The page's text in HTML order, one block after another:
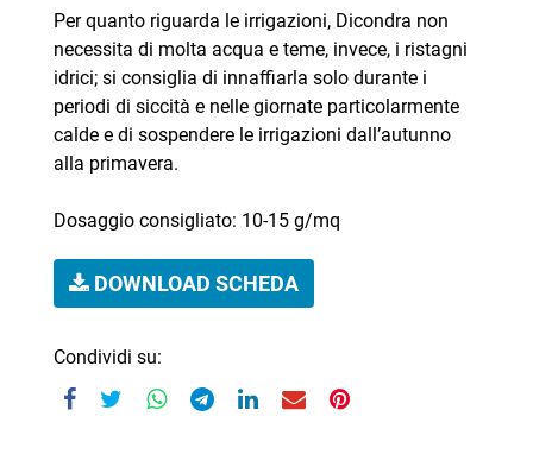
Per quanto riguarda le irrigazioni, Dicondra non
necessita di molta acqua e teme, invece, i ristagni
idrici; si consiglia di innaffiarla solo durante i
periodi di siccità e nelle giornate particolarmente
calde e di sospendere le irrigazioni dall’autunno
alla primavera.
Dosaggio consigliato: 10-15 g/mq
DOWNLOAD SCHEDA
Condividi su: